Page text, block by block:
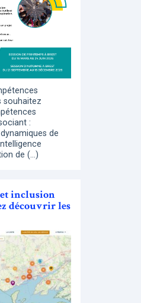
souhaitez
:
de
de (…)
inclusion
découvrir les